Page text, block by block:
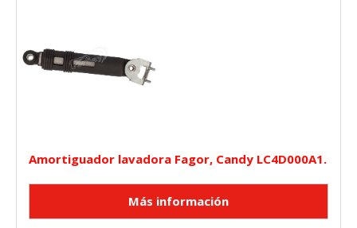
Amortiguador lavadora Fagor, Candy LC4D000A1.